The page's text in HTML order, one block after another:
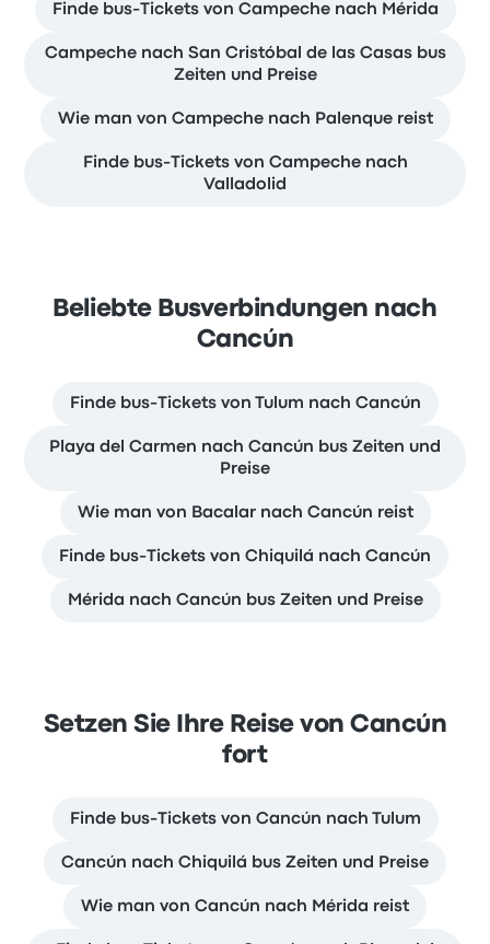
Finde bus-Tickets von Campeche nach Mérida
Campeche nach San Cristóbal de las Casas bus
Zeiten und Preise
Wie man von Campeche nach Palenque reist
Finde bus-Tickets von Campeche nach
Valladolid
Beliebte Busverbindungen nach
Cancún
Finde bus-Tickets von Tulum nach Cancún
Playa del Carmen nach Cancún bus Zeiten und
Preise
Wie man von Bacalar nach Cancún reist
Finde bus-Tickets von Chiquilá nach Cancún
Mérida nach Cancún bus Zeiten und Preise
Setzen Sie Ihre Reise von Cancún
fort
Finde bus-Tickets von Cancún nach Tulum
Cancún nach Chiquilá bus Zeiten und Preise
Wie man von Cancún nach Mérida reist